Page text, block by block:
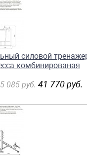
силовой
комбинированая
085 руб. 41 770 руб.